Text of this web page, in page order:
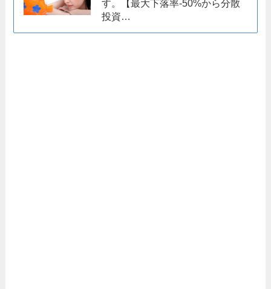
す。【最大下落率-50%から分散
投資…